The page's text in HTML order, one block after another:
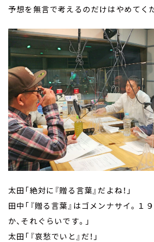
予想を無言で考えるのだけはやめてく
太田「絶対に『贈る言葉』だよね！」
田中「『贈る言葉』はゴメンナサイ。１
か、それぐらいです。」
太田「『哀愁でいと』だ！」